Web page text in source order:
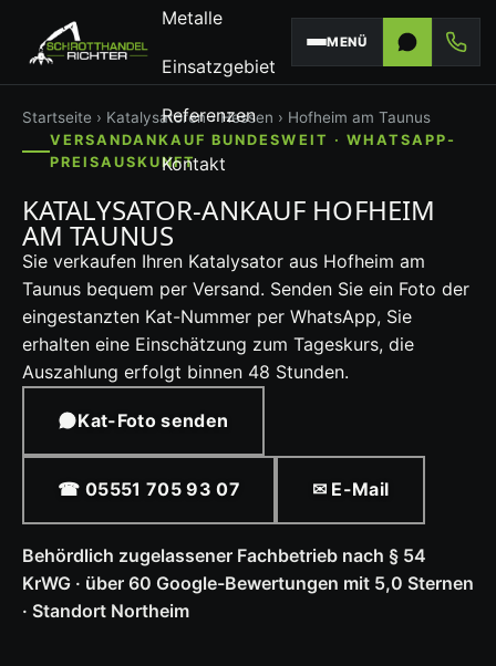
Metalle
Einsatzgebiet
Referenzen
Kontakt
MENÜ
Startseite › Katalysatoren›Hessen › Hofheim am Taunus
VERSANDANKAUF BUNDESWEIT · WHATSAPP-
PREISAUSKUNFT
KATALYSATOR-ANKAUF HOFHEIM
AM TAUNUS
Sie verkaufen Ihren Katalysator aus Hofheim am
Taunus bequem per Versand. Senden Sie ein Foto der
eingestanzten Kat-Nummer per WhatsApp, Sie
erhalten eine Einschätzung zum Tageskurs, die
Auszahlung erfolgt binnen 48 Stunden.
Kat-Foto senden
☎ 05551 705 93 07 ✉ E-Mail
Behördlich zugelassener Fachbetrieb nach § 54
KrWG · über 60 Google-Bewertungen mit 5,0 Sternen
· Standort Northeim